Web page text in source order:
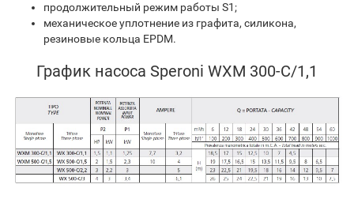
продолжительный режим работы S1;
механическое уплотнение из графита, силикона,
резиновые кольца EPDM.
График насоса Speroni WXM 300-C/1,1